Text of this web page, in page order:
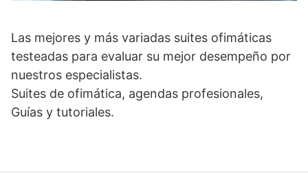
Las mejores y más variadas suites ofimáticas
testeadas para evaluar su mejor desempeño por
nuestros especialistas.
Suites de ofimática, agendas profesionales,
Guías y tutoriales.